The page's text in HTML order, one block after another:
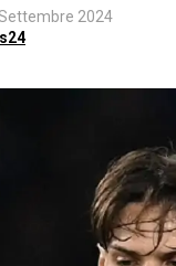
2024